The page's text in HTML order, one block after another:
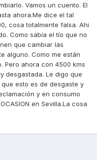
Vamos un cuento. El
ahora.Me dice el tal
cosa totalmente falsa. Ahi
Como sabía el tío que no
que cambiar las
alguno. Como me están
Pero ahora con 4500 kms
desgastada. Le digo que
esto es de desgaste y
y en consumo
en Sevilla.La cosa